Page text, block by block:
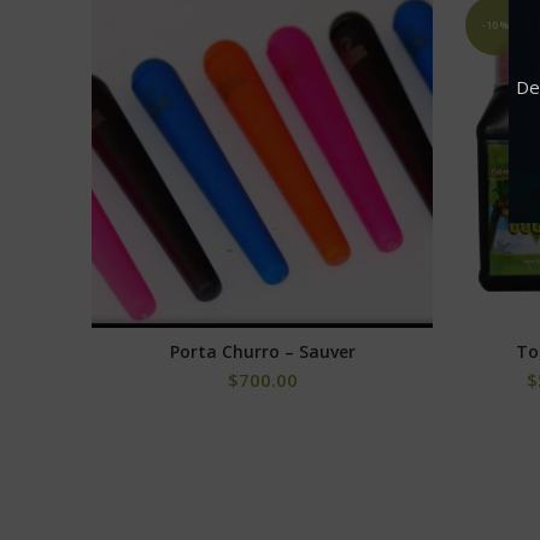
SELECCIONAR OPCIONES
Porta Churro – Sauver
$700.00
-10%
$